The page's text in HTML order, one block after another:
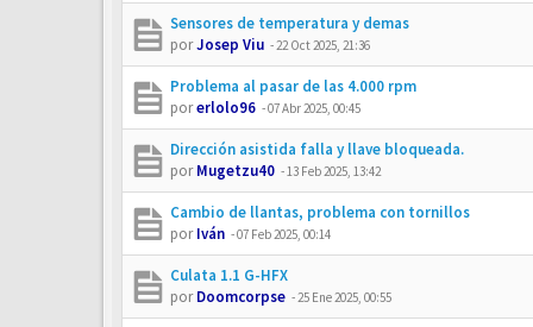
Sensores de temperatura y demas
porJosep Viu -22 Oct 2025, 21:36
Problema al pasar de las 4.000 rpm
porerlolo96 -07 Abr 2025, 00:45
Dirección asistida falla y llave bloqueada.
porMugetzu40 -13 Feb 2025, 13:42
Cambio de llantas, problema con tornillos
porIván -07 Feb 2025, 00:14
Culata 1.1 G-HFX
porDoomcorpse -25 Ene 2025, 00:55